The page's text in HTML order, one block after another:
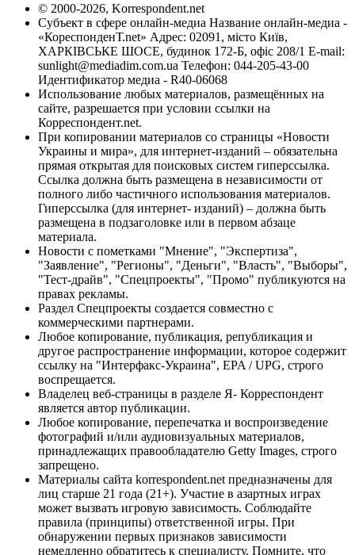
© 2000-2026, Korrespondent.net
Субъект в сфере онлайн-медиа Название онлайн-медиа -
«КореспонденТ.net» Адрес: 02091, місто Київ,
ХАРКІВСЬКЕ ШОСЕ, будинок 172-Б, офіс 208/1 E-mail:
sunlight@mediadim.com.ua Телефон: 044-205-43-00
Идентификатор медиа - R40-06068
Использование любых материалов, размещённых на
сайте, разрешается при условии ссылки на
Корреспондент.net.
При копировании материалов со страницы «Новости
Украины и мира», для интернет-изданий – обязательна
прямая открытая для поисковых систем гиперссылка.
Ссылка должна быть размещена в независимости от
полного либо частичного использования материалов.
Гиперссылка (для интернет- изданий) – должна быть
размещена в подзаголовке или в первом абзаце
материала.
Новости с пометками "Мнение", "Экспертиза",
"Заявление", "Регионы", "Деньги", "Власть", "Выборы",
"Тест-драйв", "Спецпроекты", "Промо" публикуются на
правах рекламы.
Раздел Спецпроекты создается совместно с
коммерческими партнерами.
Любое копирование, публикация, републикация и
другое распространение информации, которое содержит
ссылку на "Интерфакс-Украина", EPA / UPG, строго
воспрещается.
Владелец веб-страницы в разделе Я- Корреспондент
является автор публикации.
Любое копирование, перепечатка и воспроизведение
фотографий и/или аудиовизуальных материалов,
принадлежащих правообладателю Getty Images, строго
запрещено.
Материалы сайта korrespondent.net предназначены для
лиц старше 21 года (21+). Участие в азартных играх
может вызвать игровую зависимость. Соблюдайте
правила (принципы) ответственной игры. При
обнаружении первых признаков зависимости
немедленно обратитесь к специалисту. Помните, что